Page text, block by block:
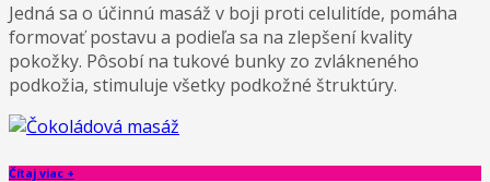
Jedná sa o účinnú masáž v boji proti celulitíde, pomáha
formovať postavu a podieľa sa na zlepšení kvality
pokožky. Pôsobí na tukové bunky zo zvlákneného
podkožia, stimuluje všetky podkožné štruktúry.
Čítaj viac +